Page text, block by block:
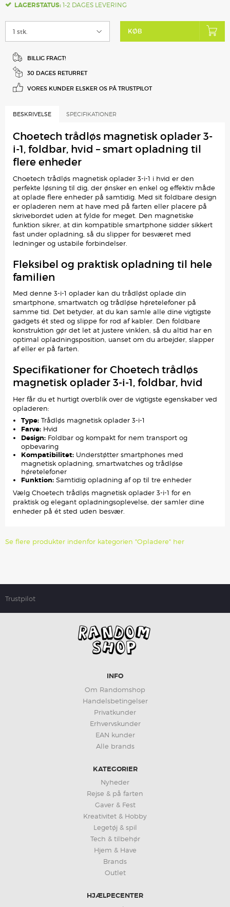
LAGERSTATUS: 1-2 DAGES LEVERING
KØB
BILLIG FRAGT!
30 DAGES RETURRET
VORES KUNDER ELSKER OS PÅ TRUSTPILOT
BESKRIVELSE SPECIFIKATIONER
Choetech trådløs magnetisk oplader 3-
i-1, foldbar, hvid – smart opladning til
flere enheder
Choetech trådløs magnetisk oplader 3-i-1 i hvid er den
perfekte løsning til dig, der ønsker en enkel og effektiv måde
at oplade flere enheder på samtidig. Med sit foldbare design
er opladeren nem at have med på farten eller placere på
skrivebordet uden at fylde for meget. Den magnetiske
funktion sikrer, at din kompatible smartphone sidder sikkert
fast under opladning, så du slipper for besværet med
ledninger og ustabile forbindelser.
Fleksibel og praktisk opladning til hele
familien
Med denne 3-i-1 oplader kan du trådløst oplade din
smartphone, smartwatch og trådløse høretelefoner på
samme tid. Det betyder, at du kan samle alle dine vigtigste
gadgets ét sted og slippe for rod af kabler. Den foldbare
konstruktion gør det let at justere vinklen, så du altid har en
optimal opladningsposition, uanset om du arbejder, slapper
af eller er på farten.
Specifikationer for Choetech trådløs
magnetisk oplader 3-i-1, foldbar, hvid
Her får du et hurtigt overblik over de vigtigste egenskaber ved
opladeren:
Type: Trådløs magnetisk oplader 3-i-1
Farve: Hvid
Design: Foldbar og kompakt for nem transport og
opbevaring
Kompatibilitet: Understøtter smartphones med
magnetisk opladning, smartwatches og trådløse
høretelefoner
Funktion: Samtidig opladning af op til tre enheder
Vælg Choetech trådløs magnetisk oplader 3-i-1 for en
praktisk og elegant opladningsoplevelse, der samler dine
enheder på ét sted uden besvær.
Se flere produkter indenfor kategorien "Opladere" her
Trustpilot
INFO
Om Randomshop
Handelsbetingelser
Privatkunder
Erhvervskunder
EAN kunder
Alle brands
KATEGORIER
Nyheder
Rejse & på farten
Gaver & Fest
Kreativitet & Hobby
Legetøj & spil
Tech & tilbehør
Hjem & Have
Brands
Outlet
HJÆLPECENTER